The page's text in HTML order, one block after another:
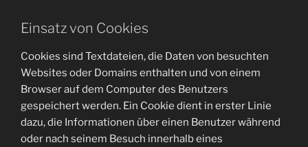
Einsatz von Cookies
Cookies sind Textdateien, die Daten von besuchten
Websites oder Domains enthalten und von einem
Browser auf dem Computer des Benutzers
gespeichert werden. Ein Cookie dient in erster Linie
dazu, die Informationen über einen Benutzer während
oder nach seinem Besuch innerhalb eines